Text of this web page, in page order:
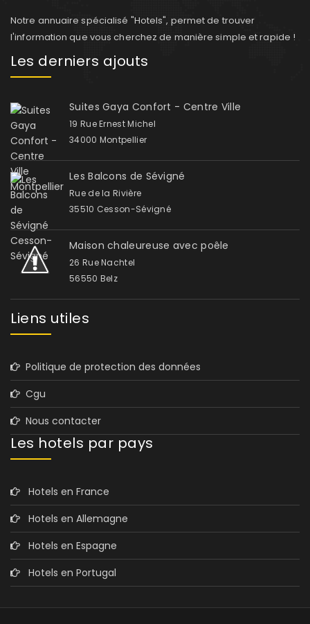
Notre annuaire spécialisé "Hotels", permet de trouver
l'information que vous cherchez de manière simple et rapide !
Les derniers ajouts
Suites Gaya Confort - Centre Ville
19 Rue Ernest Michel
34000 Montpellier
Les Balcons de Sévigné
Rue de la Rivière
35510 Cesson-Sévigné
Maison chaleureuse avec poêle
26 Rue Nachtel
56550 Belz
Liens utiles
Politique de protection des données
Cgu
Nous contacter
Les hotels par pays
Hotels en France
Hotels en Allemagne
Hotels en Espagne
Hotels en Portugal